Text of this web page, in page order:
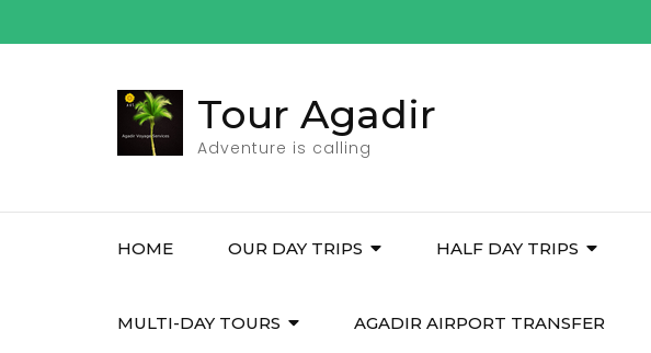
au
Tour Agadir
Adventure is calling
HOME OUR DAY TRIPS HALF DAY TRIPS
MULTI-DAY TOURS AGADIR AIRPORT TRANSFER